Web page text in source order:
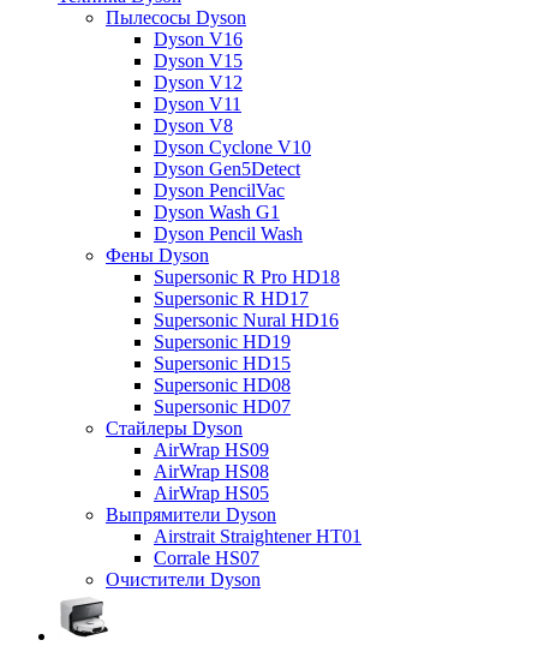
Пылесосы Dyson
Dyson V16
Dyson V15
Dyson V12
Dyson V11
Dyson V8
Dyson Cyclone V10
Dyson Gen5Detect
Dyson PencilVac
Dyson Wash G1
Dyson Pencil Wash
Фены Dyson
Supersonic R Pro HD18
Supersonic R HD17
Supersonic Nural HD16
Supersonic HD19
Supersonic HD15
Supersonic HD08
Supersonic HD07
Стайлеры Dyson
AirWrap HS09
AirWrap HS08
AirWrap HS05
Выпрямители Dyson
Airstrait Straightener HT01
Corrale HS07
Очистители Dyson